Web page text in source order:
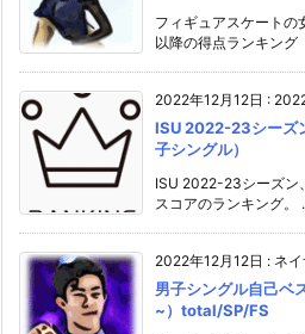
フィギュアスケート
以降の得点ランキング
2022年12月12日 :
ISU 2022-23シーズ
子シングル）
ISU 2022-23シーズン
スコアのランキング。
2022年12月12日 : ネ
男子シングル自己ベ
~）total/SP/FS